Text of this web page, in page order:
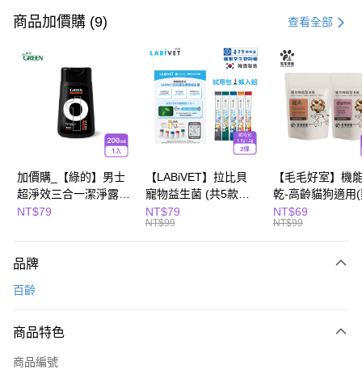
信用卡一次付款
超商取貨付款
LINE Pay
Apple Pay
悠遊付
全盈+PAY
「Hami Point」為中華電信所提供之點數服務，可於會員專區綁定中華電信
運送方式
每筆NT$80，滿NT$799(含以上)免運費
付款後全家取貨
商品加價購 (9) 查看全部
加價購_【綠的】男士
超淨效三合一潔淨露
200ml(濃郁麝香)
NT$79
【LABiVET】拉比貝
寵物益生菌 (共5款可
選) 1.5gx2包/盒、
2gx2包/盒
NT$79
NT$99
【毛毛好室】機
乾-高齡貓狗適用
10g/櫻桃鴨肉8g)
NT$69
NT$99
品牌
百齡
商品特色
商品編號